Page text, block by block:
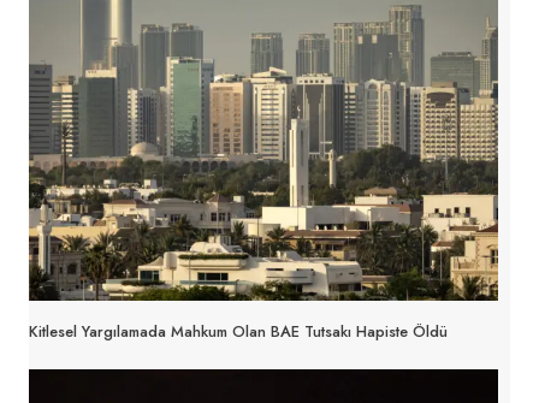
Kitlesel Yargılamada Mahkum Olan BAE Tutsakı Hapiste Öldü